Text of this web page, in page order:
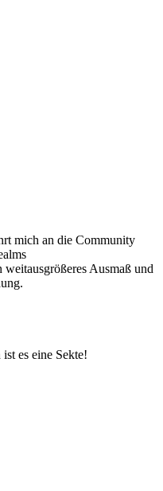
mich an die Community
weitausgrößeres Ausmaß und
es eine Sekte!